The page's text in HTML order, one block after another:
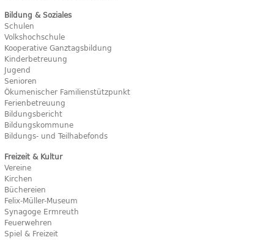
Bildung & Soziales
Schulen
Volkshochschule
Kooperative Ganztagsbildung
Kinderbetreuung
Jugend
Senioren
Ökumenischer Familienstützpunkt
Ferienbetreuung
Bildungsbericht
Bildungskommune
Bildungs- und Teilhabefonds
Freizeit & Kultur
Vereine
Kirchen
Büchereien
Felix-Müller-Museum
Synagoge Ermreuth
Feuerwehren
Spiel & Freizeit